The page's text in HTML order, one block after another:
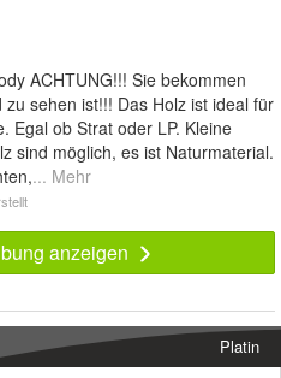
ACHTUNG!!! Sie bekommen
sehen ist!!! Das Holz ist ideal für
Egal ob Strat oder LP. Kleine
sind möglich, es ist Naturmaterial.
... Mehr
anzeigen
Platin